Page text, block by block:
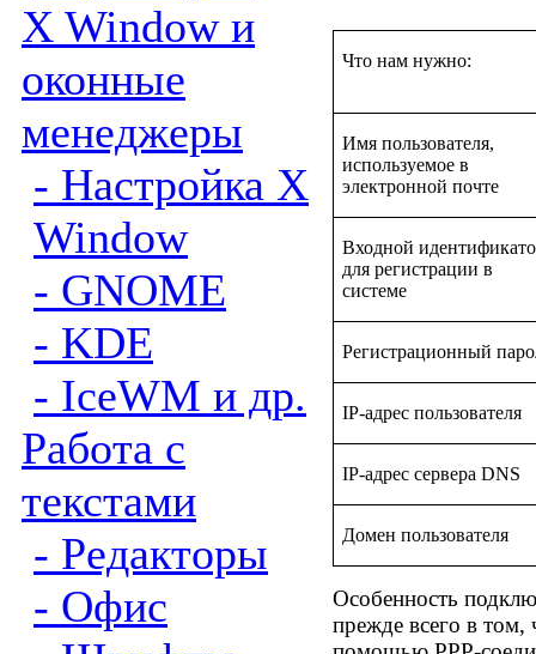
X Window и
оконные
менеджеры
- Настройка X
Window
- GNOME
- KDE
- IceWM и др.
Работа с
текстами
- Редакторы
- Офис
Что нам нужно:
Имя пользователя,
используемое в
электронной почте
Входной
для регистрации в
системе
Регистрационный
IP-адрес пользователя
IP-адрес сервераDNS
Домен пользователя
Особенность
прежде всего в